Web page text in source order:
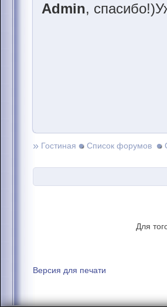
Admin,
» Гостиная Список форумов
Для
Версия для печати